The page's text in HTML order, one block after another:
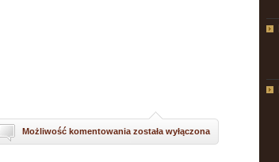
Możliwość komentowania Między
została wyłączona